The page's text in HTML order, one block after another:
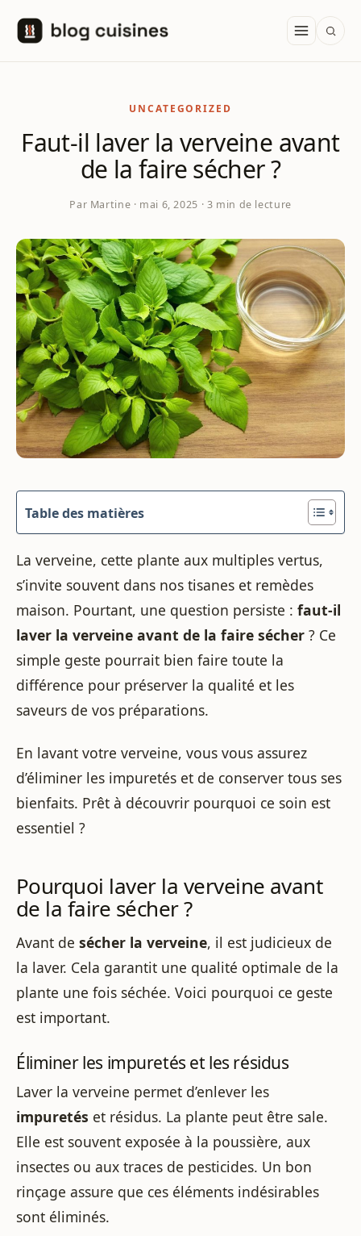
UNCATEGORIZED
Faut-il laver la verveine avant
de la faire sécher ?
Par Martine · mai 6, 2025 · 3 min de lecture
Table des matières
La verveine, cette plante aux multiples vertus,
s’invite souvent dans nos tisanes et remèdes
maison. Pourtant, une question persiste : faut-il
laver la verveine avant de la faire sécher ? Ce
simple geste pourrait bien faire toute la
différence pour préserver la qualité et les
saveurs de vos préparations.
En lavant votre verveine, vous vous assurez
d’éliminer les impuretés et de conserver tous ses
bienfaits. Prêt à découvrir pourquoi ce soin est
essentiel ?
Pourquoi laver la verveine avant
de la faire sécher ?
Avant de sécher la verveine, il est judicieux de
la laver. Cela garantit une qualité optimale de la
plante une fois séchée. Voici pourquoi ce geste
est important.
Éliminer les impuretés et les résidus
Laver la verveine permet d’enlever les
impuretés et résidus. La plante peut être sale.
Elle est souvent exposée à la poussière, aux
insectes ou aux traces de pesticides. Un bon
rinçage assure que ces éléments indésirables
sont éliminés.